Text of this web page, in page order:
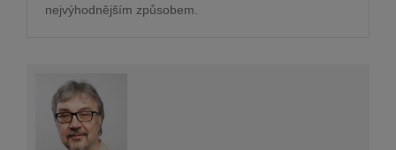
nejvýhodnějším způsobem.